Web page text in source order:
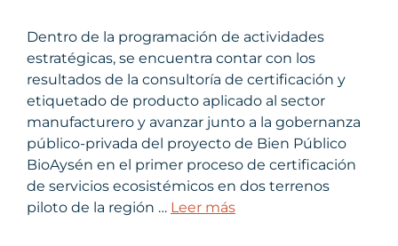
Dentro de la programación de actividades
estratégicas, se encuentra contar con los
resultados de la consultoría de certificación y
etiquetado de producto aplicado al sector
manufacturero y avanzar junto a la gobernanza
público-privada del proyecto de Bien Público
BioAysén en el primer proceso de certificación
de servicios ecosistémicos en dos terrenos
piloto de la región … Leer más